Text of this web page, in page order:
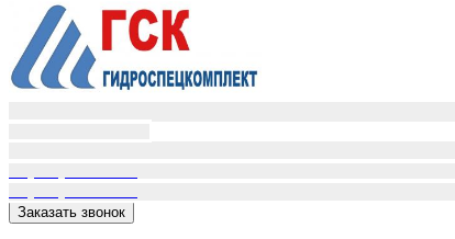
Заказать звонок